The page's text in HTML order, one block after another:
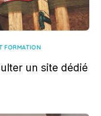
FORMATION
un site dédié